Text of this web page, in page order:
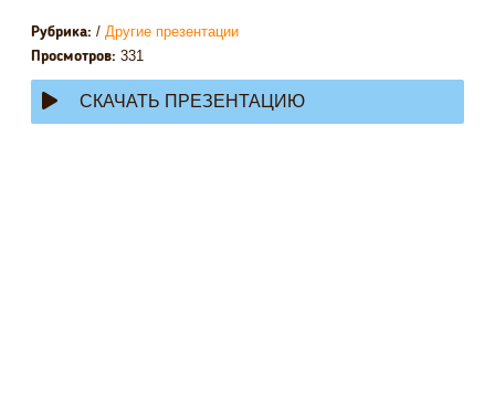
Рубрика: / Другие презентации
Просмотров: 331
СКАЧАТЬ ПРЕЗЕНТАЦИЮ